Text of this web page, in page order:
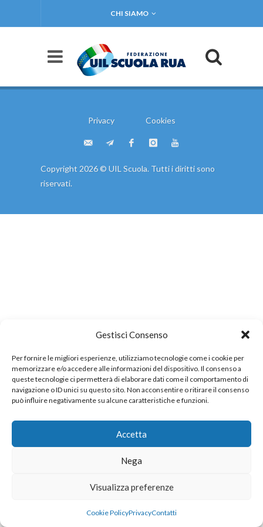
Gestisci Consenso
Per fornire le migliori esperienze, utilizziamo tecnologie come i cookie per
memorizzare e/o accedere alle informazioni del dispositivo. Il consenso a
queste tecnologie ci permetterà di elaborare dati come il comportamento di
navigazione o ID unici su questo sito. Non acconsentire o ritirare il consenso
può influire negativamente su alcune caratteristiche e funzioni.
Accetta
Nega
Visualizza preferenze
Cookie PolicyPrivacyContatti
CHI SIAMO
Privacy Cookies
Copyright 2026 © UIL Scuola. Tutti i diritti sono
riservati.